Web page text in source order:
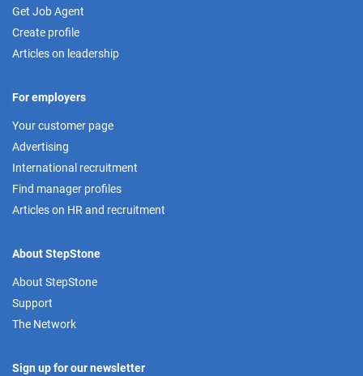
Get Job Agent
Create profile
Articles on leadership
For employers
Your customer page
Advertising
International recruitment
Find manager profiles
Articles on HR and recruitment
About StepStone
About StepStone
Support
The Network
Sign up for our newsletter